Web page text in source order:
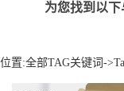
为您找到以下
位置:全部TAG关键词 -